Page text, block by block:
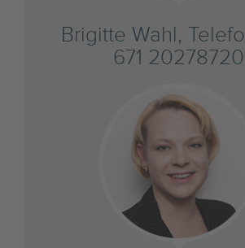
Brigitte Wahl,
671 20278720